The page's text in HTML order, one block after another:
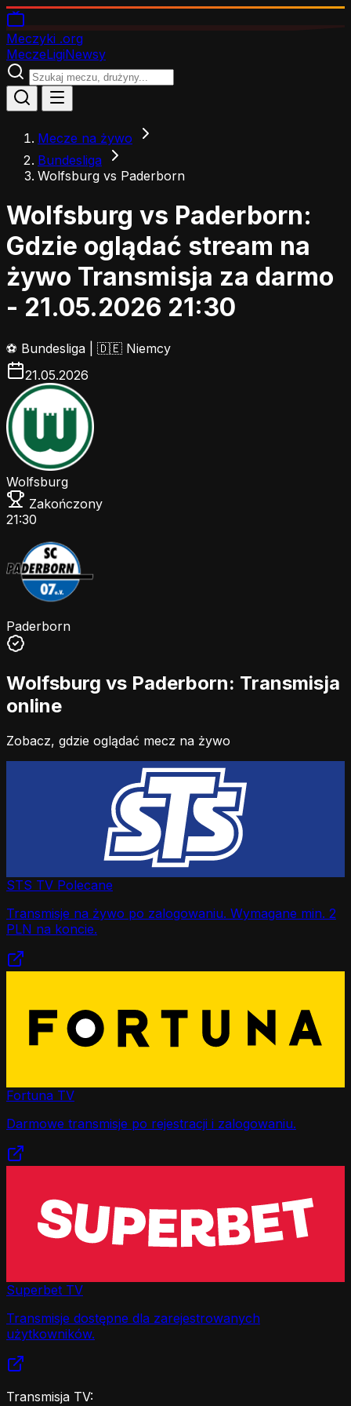
Meczyki .org
MeczeLigiNewsy
Mecze na żywo
Bundesliga
Wolfsburg vs Paderborn
Wolfsburg vs Paderborn:
Gdzie oglądać stream na
żywo Transmisja za darmo
- 21.05.2026 21:30
⚽ Bundesliga
🇩🇪 Niemcy
21.05.2026
Wolfsburg
Zakończony
21:30
Paderborn
Wolfsburg vs Paderborn: Transmisja
online
Zobacz, gdzie oglądać mecz na żywo
STS TV Polecane
Transmisje na żywo po zalogowaniu. Wymagane min. 2
PLN na koncie.
Fortuna TV
Darmowe transmisje po rejestracji i zalogowaniu.
Superbet TV
Transmisje dostępne dla zarejestrowanych
użytkowników.
Transmisja TV: